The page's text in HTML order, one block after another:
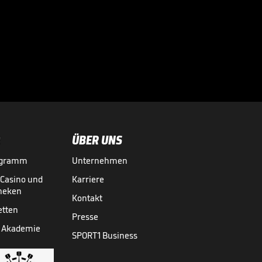
und
Akademie
ÜBER UNS
Unternehmen
Karriere
Kontakt
Presse
SPORT1 Business